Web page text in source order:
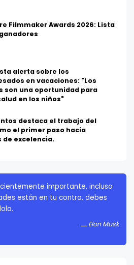
Filmmaker Awards 2026: Lista
alerta sobre los
en vacaciones: "Los
son una oportunidad para
en los niños"
destaca el trabajo del
el primer paso hacia
de excelencia.
importante, incluso
están en tu contra, debes
Elon Musk
muy importante. No debes
que estés obligado a rendirte.